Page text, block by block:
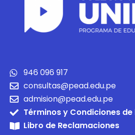
946 096 917
consultas@pead.edu.pe
admision@pead.edu.pe
Términos y Condiciones
Libro de Reclamaciones